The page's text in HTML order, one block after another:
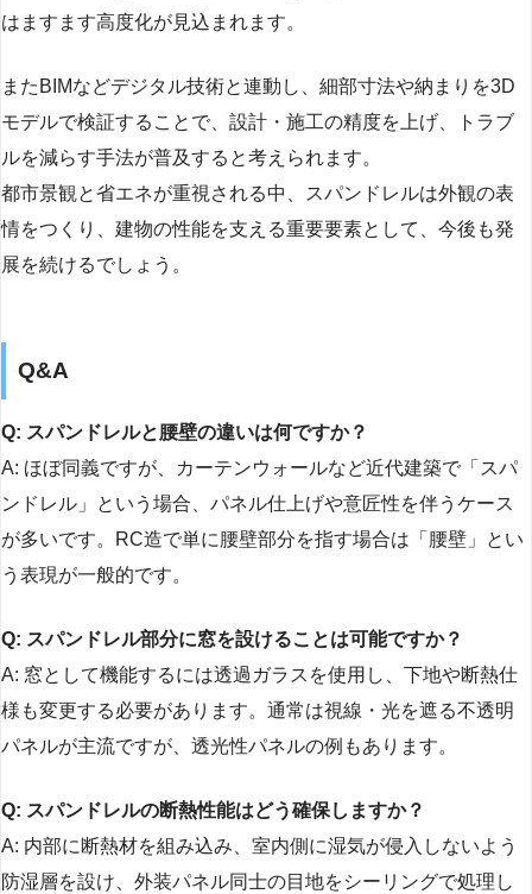
はますます高度化が見込まれます。
またBIMなどデジタル技術と連動し、細部寸法や納まりを3D
モデルで検証することで、設計・施工の精度を上げ、トラブ
ルを減らす手法が普及すると考えられます。
都市景観と省エネが重視される中、スパンドレルは外観の表
情をつくり、建物の性能を支える重要要素として、今後も発
展を続けるでしょう。
Q&A
Q: スパンドレルと腰壁の違いは何ですか？
A: ほぼ同義ですが、カーテンウォールなど近代建築で「スパ
ンドレル」という場合、パネル仕上げや意匠性を伴うケース
が多いです。RC造で単に腰壁部分を指す場合は「腰壁」とい
う表現が一般的です。
Q: スパンドレル部分に窓を設けることは可能ですか？
A: 窓として機能するには透過ガラスを使用し、下地や断熱仕
様も変更する必要があります。通常は視線・光を遮る不透明
パネルが主流ですが、透光性パネルの例もあります。
Q: スパンドレルの断熱性能はどう確保しますか？
A: 内部に断熱材を組み込み、室内側に湿気が侵入しないよう
防湿層を設け、外装パネル同士の目地をシーリングで処理し